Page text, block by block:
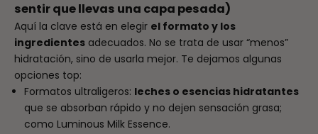
sentir que llevas una capa pesada)
Aquí la clave está en elegir el formato y los
ingredientes adecuados. No se trata de usar “menos”
hidratación, sino de usarla mejor. Te dejamos algunas
opciones top:
Formatos ultraligeros: leches o esencias hidratantes
que se absorban rápido y no dejen sensación grasa;
como Luminous Milk Essence.